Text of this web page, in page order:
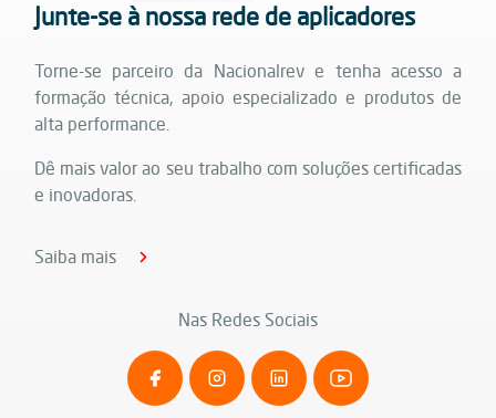
Junte-se à nossa rede de aplicadores
Torne-se parceiro da Nacionalrev e tenha acesso a
formação técnica, apoio especializado e produtos de
alta performance.
Dê mais valor ao seu trabalho com soluções certificadas
e inovadoras.
Saiba mais
Nas Redes Sociais